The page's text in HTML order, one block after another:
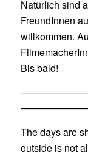
Natürlich sind
FreundInnen
willkommen.
Bis bald!
The days are
outside is not